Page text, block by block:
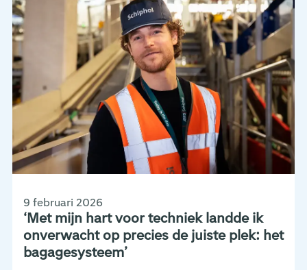
‘Met mijn hart voor techniek landde ik
onverwacht op precies de juiste plek: het
bagagesysteem’
9 februari 2026